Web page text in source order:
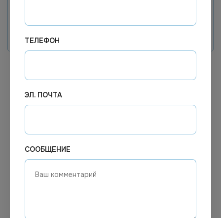
Регистрация
ТЕЛЕФОН
ЭЛ. ПОЧТА
СООБЩЕНИЕ